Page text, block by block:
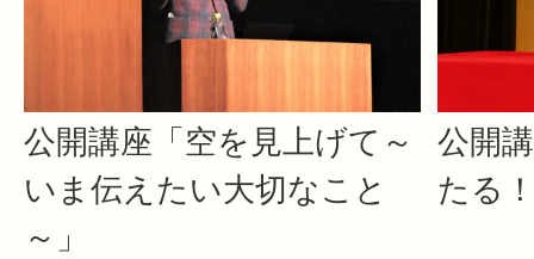
公開講座「空を見上げて～
いま伝えたい大切なこと
～」
公開
たる